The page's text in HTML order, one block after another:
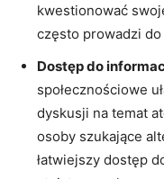
kwestionować
często prowadzi
Dostęp do
społecznościowe
dyskusji na temat
osoby szukające
łatwiejszy dostęp